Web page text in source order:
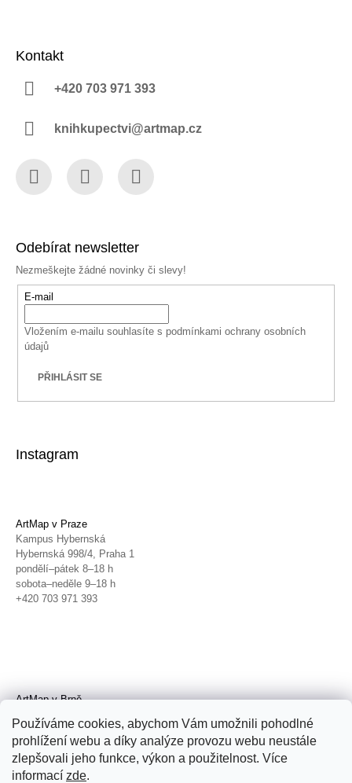
Používáme cookies, abychom Vám umožnili pohodlné
prohlížení webu a díky analýze provozu webu neustále
zlepšovali jeho funkce, výkon a použitelnost. Více
informací zde.
Kontakt
+420 703 971 393
knihkupectvi@artmap.cz
Odebírat newsletter
Nezmeškejte žádné novinky či slevy!
E-mail
Vložením e-mailu souhlasíte s podmínkami ochrany osobních
údajů
PŘIHLÁSIT SE
Instagram
ArtMap v Praze
Kampus Hybernská
Hybernská 998/4, Praha 1
pondělí–pátek 8–18 h
sobota–neděle 9–18 h
+420 703 971 393
ArtMap v Brně
Radnická 4, Brno
úterý–pátek 11–19 h
sobota 14–19 h
+420 702 152 298